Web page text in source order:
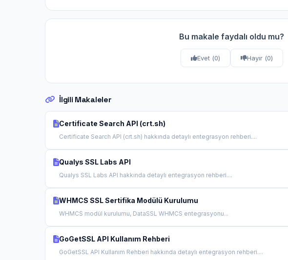
Bu makale faydalı oldu mu?
Evet (0) Hayır (0)
İlgili Makaleler
Certificate Search API (crt.sh)
Certificate Search API (crt.sh) hakkında detaylı entegrasyon rehberi....
Qualys SSL Labs API
Qualys SSL Labs API hakkında detaylı entegrasyon rehberi....
WHMCS SSL Sertifika Modülü Kurulumu
WHMCS modül kurulumu, DataSSL WHMCS entegrasyonu...
GoGetSSL API Kullanım Rehberi
GoGetSSL API Kullanım Rehberi hakkında detaylı entegrasyon rehberi....